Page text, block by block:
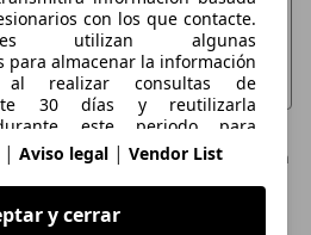
motivo de prevenir el envío y
deseados, el contenido de su petición
al tratamiento de mis
con los que contacte.
utilizan algunas
para almacenar la información
al realizar consultas de
30 días y reutilizarla
este periodo para
Sin el uso de dichas
estas funciones ampliadas no
o parcialmente.
| Aviso legal | Vendor List
y cerrar